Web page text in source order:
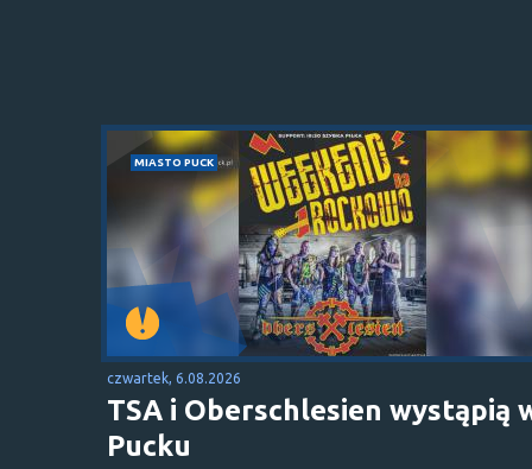
MIASTO PUCK
czwartek, 6.08.2026
TSA i Oberschlesien wystąpią
Pucku